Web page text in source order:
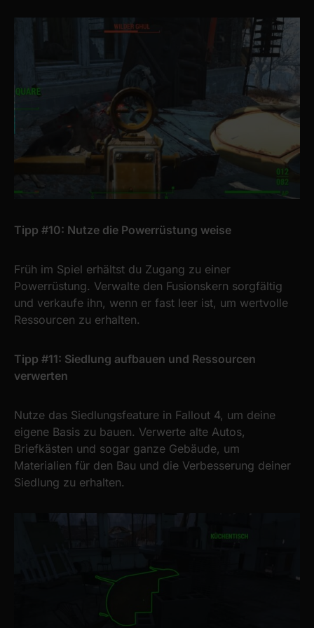
our social media, advertising and analytics partners who
may combine it with other information that you’ve
provided to them or that they’ve collected from your use
Tipp #10: Nutze die Powerrüstung weise
Früh im Spiel erhältst du Zugang zu einer
Powerrüstung. Verwalte den Fusionskern sorgfältig
und verkaufe ihn, wenn er fast leer ist, um wertvolle
Ressourcen zu erhalten.
Tipp #11: Siedlung aufbauen und Ressourcen
verwerten
Nutze das Siedlungsfeature in Fallout 4, um deine
eigene Basis zu bauen. Verwerte alte Autos,
Briefkästen und sogar ganze Gebäude, um
Materialien für den Bau und die Verbesserung deiner
Siedlung zu erhalten.